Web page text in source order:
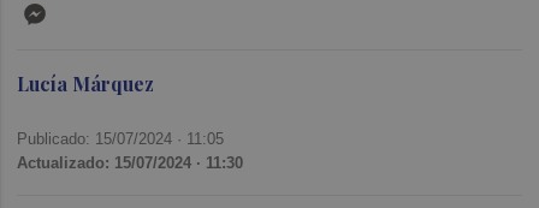
Lucía Márquez
Publicado: 15/07/2024 · 11:05
Actualizado: 15/07/2024 · 11:30